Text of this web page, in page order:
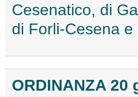
Cesenatico, di
di Forli-Cesena
ORDINANZA 20